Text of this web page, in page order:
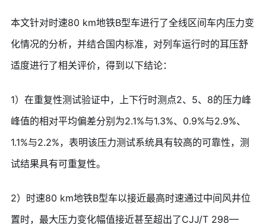
本文针对时速80 km地铁B型车进行了全线区间车内压力变
化情况的分析，并结合国内标准，对列车运行时的耳压舒
适度进行了相关评价，得到以下结论：
1）在重复性测试验证中，上下行时测点2、5、8的压力峰
峰值的相对平均偏差分别为2.1%与1.3%、0.9%与2.9%、
1.1%与2.2%，表明该压力测试系统具有较高的可靠性，测
试结果具有可重复性。
2）时速80 km地铁B型车以接近最高时速通过中间风井位
置时，最大压力变化幅值接近甚至超出了CJJ/T 298—